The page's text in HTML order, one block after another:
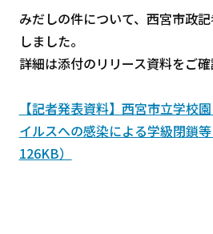
みだしの件について、西宮市政
しました。
詳細は添付のリリース資料をご確
【記者発表資料】西宮市立学校
イルスへの感染による学級閉鎖
126KB）